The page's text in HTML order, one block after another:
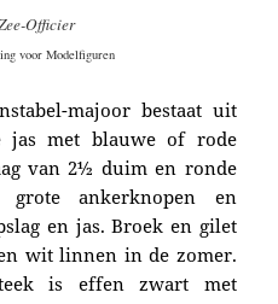
Officier
voor Modelfiguren
majoor bestaat uit
jas met blauwe of rode
van 2½ duim en ronde
grote ankerknopen en
en jas. Broek en gilet
wit linnen in de zomer.
is effen zwart met